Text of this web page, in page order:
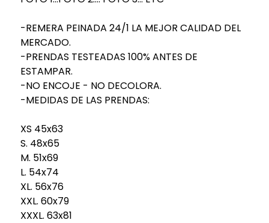
-REMERA PEINADA 24/1 LA MEJOR CALIDAD DEL
MERCADO.
-PRENDAS TESTEADAS 100% ANTES DE
ESTAMPAR.
-NO ENCOJE - NO DECOLORA.
-MEDIDAS DE LAS PRENDAS:
XS 45x63
S. 48x65
M. 51x69
L. 54x74
XL. 56x76
XXL. 60x79
XXXL. 63x81